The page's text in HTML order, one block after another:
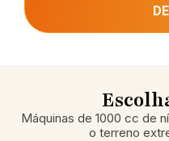
Máquinas de 1000 cc de
o terreno